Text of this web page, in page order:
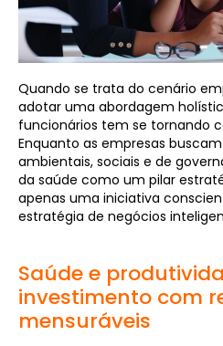
Quando se trata do cenário
adotar uma abordagem
funcionários tem se tornando
Enquanto as empresas
ambientais, sociais e de
da saúde como um pilar
apenas uma iniciativa
estratégia de negócios
Saúde e
investimento com
mensuráveis